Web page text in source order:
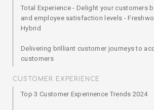
Total Experience - Delight your customers
and employee satisfaction levels -
Hybrid
Delivering brilliant customer journeys to
customers
CUSTOMER EXPERIENCE
Top 3 Customer Experinence Trends 2024